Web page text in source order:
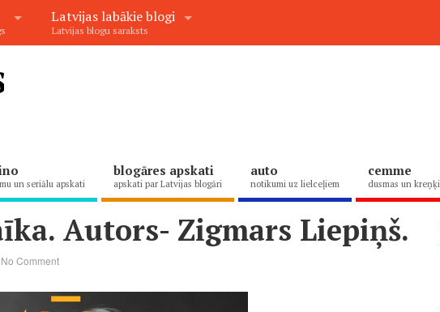
Latvijas labākie blogi
Latvijas blogu saraksts
un seriālu apskati
blogāres apskati
apskati par Latvijas blogāri
auto
notikumi uz lielceļiem
cemme
dusmas un kreņķi
Autors- Zigmars Liepiņš.
No Comment